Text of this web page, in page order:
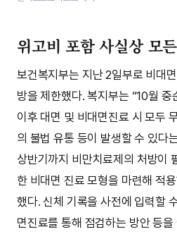
위고비 포함 사실상 모
보건복지부는 지난 2일부로 비대
방을 제한했다. 복지부는 “10월 중
이후 대면 및 비대면진료 시 모두
의 불법 유통 등이 발생할 수 있다
상반기까지 비만치료제의 처방이
한 비대면 진료 모형을 마련해 적
했다. 신체 기록을 사전에 입력할
면진료를 통해 점검하는 방안 등